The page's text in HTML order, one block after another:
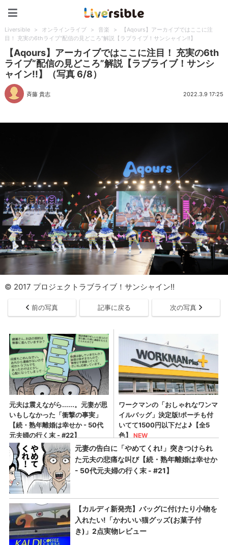
Liversible > オンラインライブ > 音楽 >
【Aqours】アーカイブではここに注
目！ 充実の6thライブ“配信の見どころ”解説【ラブライブ！サンシャイン!!】
【Aqours】アーカイブではここに注目！ 充実の6th
ライブ“配信の見どころ”解説【ラブライブ！サンシ
ャイン!!】（写真 6/8）
斉藤 貴志 2022.3.9 17:25
© 2017 プロジェクトラブライブ！サンシャイン!!
前の写真 記事に戻る 次の写真